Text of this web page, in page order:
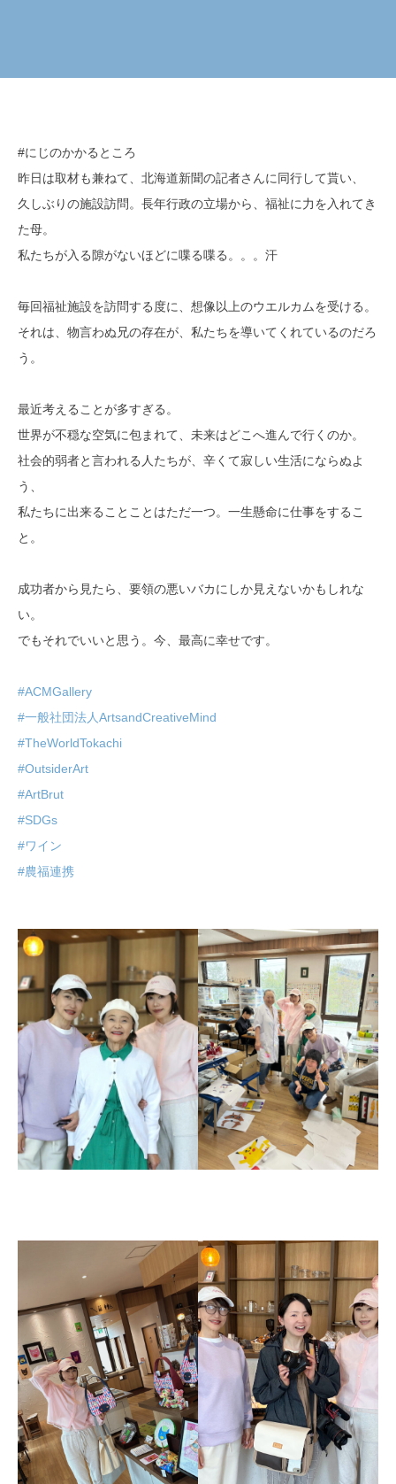
#にじのかかるところ
昨日は取材も兼ねて、北海道新聞の記者さんに同行して貰い、
久しぶりの施設訪問。長年行政の立場から、福祉に力を入れてき
た母。
私たちが入る隙がないほどに喋る喋る。。。汗
毎回福祉施設を訪問する度に、想像以上のウエルカムを受ける。
それは、物言わぬ兄の存在が、私たちを導いてくれているのだろ
う。
最近考えることが多すぎる。
世界が不穏な空気に包まれて、未来はどこへ進んで行くのか。
社会的弱者と言われる人たちが、辛くて寂しい生活にならぬよ
う、
私たちに出来ることことはただ一つ。一生懸命に仕事をするこ
と。
成功者から見たら、要領の悪いバカにしか見えないかもしれな
い。
でもそれでいいと思う。今、最高に幸せです。
#ACMGallery
#一般社団法人ArtsandCreativeMind
#TheWorldTokachi
#OutsiderArt
#ArtBrut
#SDGs
#ワイン
#農福連携